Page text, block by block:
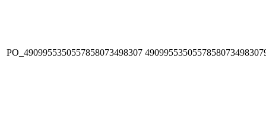
PO_4909955350557858073498307